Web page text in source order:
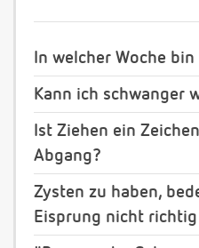
In welcher Woche bin
Kann ich schwanger
Ist Ziehen ein
Abgang?
Zysten zu haben,
Eisprung nicht